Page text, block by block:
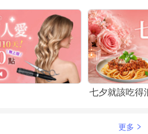
七夕就該吃
更多